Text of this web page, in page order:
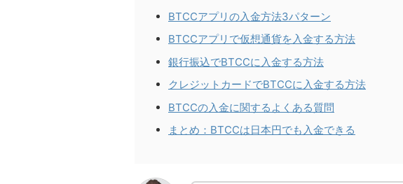
BTCCアプリの入金方法3パターン
BTCCアプリで仮想通貨を入金する方法
銀行振込でBTCCに入金する方法
クレジットカードでBTCCに入金する方法
BTCCの入金に関するよくある質問
まとめ：BTCCは日本円でも入金できる